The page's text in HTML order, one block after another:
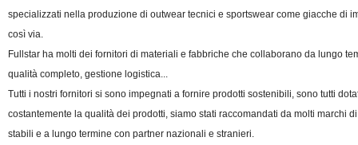
specializzati nella produzione di outwear tecnici e sportswear come giacche di
così via.
Fullstar ha molti dei fornitori di materiali e fabbriche che collaborano da lungo
qualità completo, gestione logistica...
Tutti i nostri fornitori si sono impegnati a fornire prodotti sostenibili, sono tutti
costantemente la qualità dei prodotti, siamo stati raccomandati da molti marchi
stabili e a lungo termine con partner nazionali e stranieri.